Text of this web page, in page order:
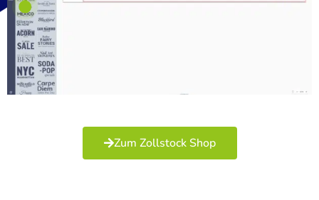
Zum Zollstock Shop